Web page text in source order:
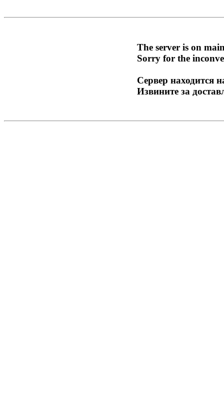
The server is on
Sorry for the
Сервер находится
Извините за